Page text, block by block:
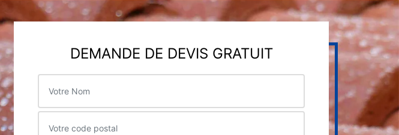
DEMANDE DE DEVIS GRATUIT